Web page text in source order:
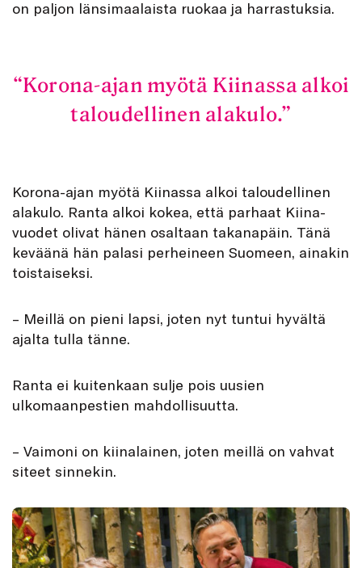
on paljon länsimaalaista ruokaa ja harrastuksia.
Korona-ajan myötä Kiinassa alkoi
taloudellinen alakulo.
Korona-ajan myötä Kiinassa alkoi taloudellinen
alakulo. Ranta alkoi kokea, että parhaat Kiina-
vuodet olivat hänen osaltaan takanapäin. Tänä
keväänä hän palasi perheineen Suomeen, ainakin
toistaiseksi.
– Meillä on pieni lapsi, joten nyt tuntui hyvältä
ajalta tulla tänne.
Ranta ei kuitenkaan sulje pois uusien
ulkomaanpestien mahdollisuutta.
– Vaimoni on kiinalainen, joten meillä on vahvat
siteet sinnekin.